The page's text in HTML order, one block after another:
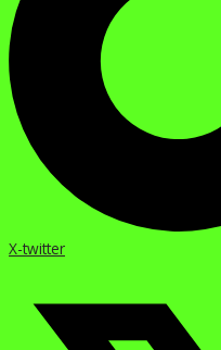
X-twitter